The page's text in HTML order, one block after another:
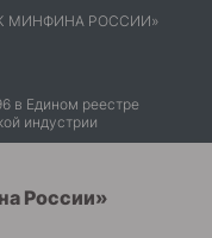
МИНФИНА РОССИИ»
в Едином реестре
индустрии
России»